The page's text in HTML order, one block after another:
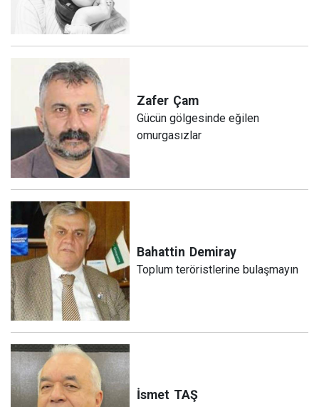
Zafer Çam
Gücün gölgesinde eğilen
omurgasızlar
Bahattin Demiray
Toplum teröristlerine bulaşmayın
İsmet TAŞ